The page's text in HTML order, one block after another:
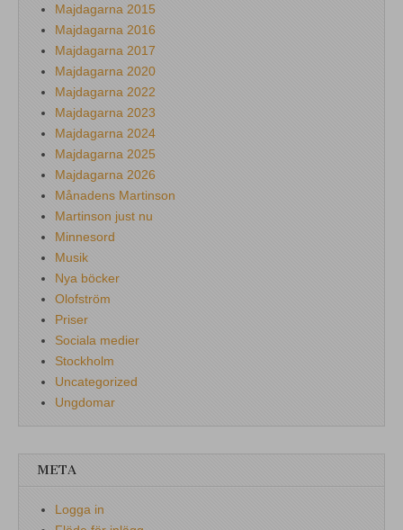
Majdagarna 2015
Majdagarna 2016
Majdagarna 2017
Majdagarna 2020
Majdagarna 2022
Majdagarna 2023
Majdagarna 2024
Majdagarna 2025
Majdagarna 2026
Månadens Martinson
Martinson just nu
Minnesord
Musik
Nya böcker
Olofström
Priser
Sociala medier
Stockholm
Uncategorized
Ungdomar
META
Logga in